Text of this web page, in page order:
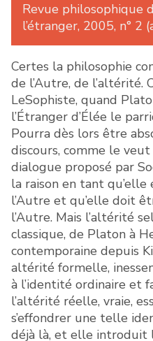
Revue philosophique
l’étranger, 2005, n° 2
Certes la philosophie
de l’Autre, de l’altérité.
LeSophiste, quand
l’Étranger d’Élée le
Pourra dès lors être
discours, comme le
dialogue proposé par
la raison en tant qu’elle
l’Autre et qu’elle doit
l’Autre. Mais l’altérité
classique, de Platon à
contemporaine depuis
altérité formelle,
à l’identité ordinaire et
l’altérité réelle, vraie,
s’effondrer une telle
déjà là, et elle introduit